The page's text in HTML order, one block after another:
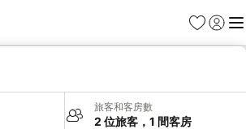
我的最愛
登入 選
旅客和客房數
2 位旅客，1 間客房